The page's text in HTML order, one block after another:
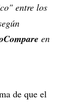
entre los
en
de que el